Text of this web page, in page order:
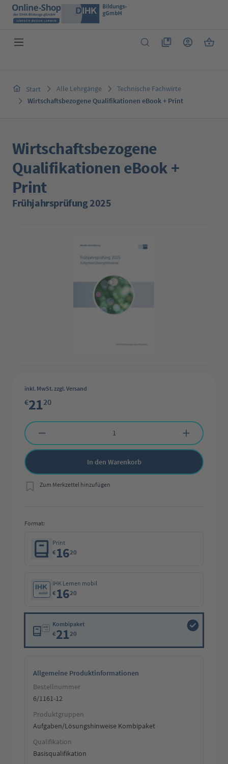
Zum Hauptinhalt springen
Du hast 0 Produkte
Start Alle Lehrgänge
Technische Fachwirte
Wirtschaftsbezogene Qualifikationen eBook + Print
Wirtschaftsbezogene
Qualifikationen eBook +
Print
Frühjahrsprüfung 2025
inkl. MwSt. zzgl. Versand
€2120
Produkt Anzahl: Gib den gewünschten Wert ein oder benutze die
In den Warenkorb
Zum Merkzettel hinzufügen
Format:
Print
€1620
IHK Lernen mobil
€1620
Kombipaket
€2120
Allgemeine Produktinformationen
Bestellnummer
6/1161-12
Produktgruppen
Aufgaben/Lösungshinweise Kombipaket
Qualifikation
Basisqualifikation